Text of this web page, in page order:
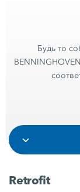
Будь то
Retrofit